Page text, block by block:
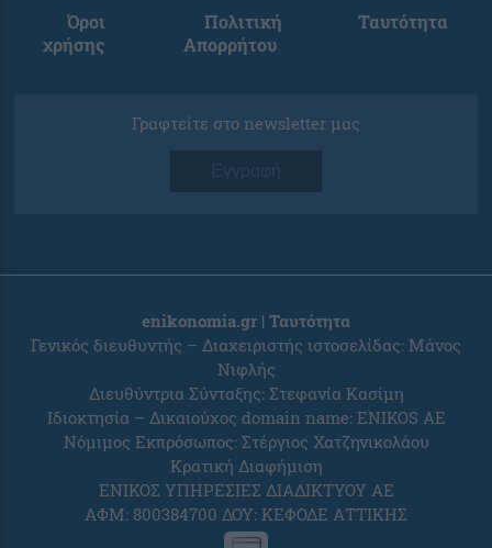
Όροι
χρήσης
Πολιτική
Απορρήτου
Ταυτότητα
Γραφτείτε στο newsletter μας
Εγγραφή
enikonomia.gr | Ταυτότητα
Γενικός διευθυντής – Διαχειριστής ιστοσελίδας: Μάνος
Νιφλής
Διευθύντρια Σύνταξης: Στεφανία Κασίμη
Ιδιοκτησία – Δικαιούχος domain name: ENIKOS AE
Νόμιμος Εκπρόσωπος: Στέργιος Χατζηνικολάου
Κρατική Διαφήμιση
ΕΝΙΚΟΣ ΥΠΗΡΕΣΙΕΣ ΔΙΑΔΙΚΤΥΟΥ ΑΕ
ΑΦΜ: 800384700 ΔΟΥ: ΚΕΦΟΔΕ ΑΤΤΙΚΗΣ